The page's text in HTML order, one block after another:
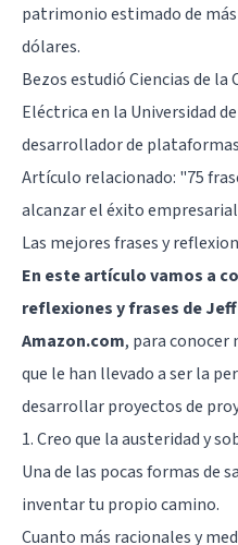
patrimonio estimado de
dólares.
Bezos estudió Ciencias de
Eléctrica en la Universidad
desarrollador de
Artículo relacionado: "75
alcanzar el éxito
Las mejores frases y
En este artículo vamos a
reflexiones y frases de
Amazon.com, para conocer
que le han llevado a ser la
desarrollar proyectos de
1. Creo que la austeridad y
Una de las pocas formas de
inventar tu propio camino.
Cuanto más racionales y